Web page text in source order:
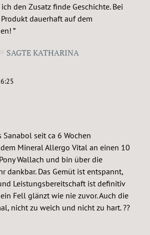
den Zusatz finde Geschichte. Bei
dauerhaft auf dem
SAGTE KATHARINA
von 5 Sternen
seit ca 6 Wochen
Mineral Allergo Vital an einen 10
Wallach und bin über die
dankbar. Das Gemüt ist entspannt,
Leistungsbereitschaft ist definitiv
Fell glänzt wie nie zuvor. Auch die
nicht zu weich und nicht zu hart. ??